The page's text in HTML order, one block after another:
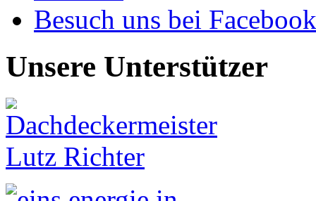
Besuch uns bei Facebook
Unsere Unterstützer